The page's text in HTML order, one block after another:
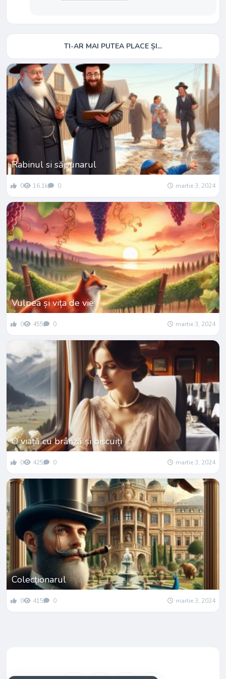
TI-AR MAI PUTEA PLACE ȘI...
Rabinul si săpunarul
0 16.1k 0 martie 3, 2024
Vulpea și vița de vie
0 455 0 martie 3, 2024
O viață cu brânză și biscuiți
0 425 0 martie 3, 2024
Colecționarul
0 415 0 martie 3, 2024